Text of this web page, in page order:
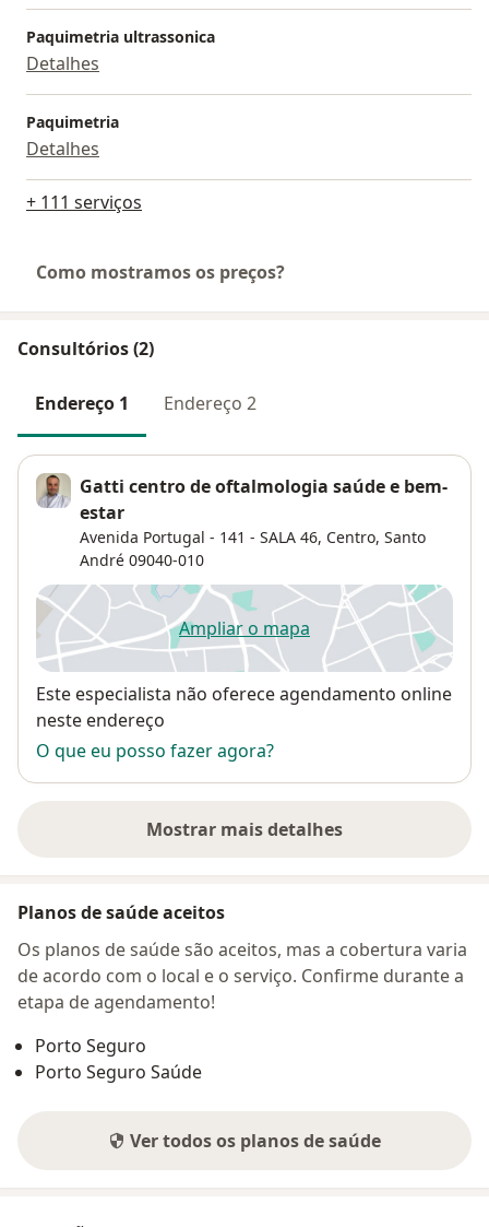
Paquimetria ultrassonica
Detalhes
Paquimetria
Detalhes
+ 111 serviços
Como mostramos os preços?
Consultórios (2)
Endereço 1 Endereço 2
Gatti centro de oftalmologia saúde e bem-
estar
Avenida Portugal - 141 - SALA 46, Centro, Santo
André 09040-010
Ampliar o mapaabre num novo separador
Disponibilidade
Este especialista não oferece agendamento online
neste endereço
O que eu posso fazer agora?
Mostrar mais detalhes
sobre o endereço
Planos de saúde aceitos
Os planos de saúde são aceitos, mas a cobertura varia
de acordo com o local e o serviço. Confirme durante a
etapa de agendamento!
Porto Seguro
Porto Seguro Saúde
Ver todos os planos de saúde